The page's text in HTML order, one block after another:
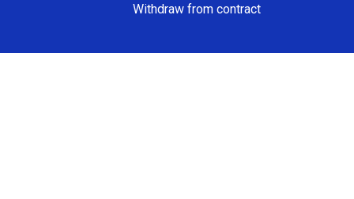
Withdraw from contract